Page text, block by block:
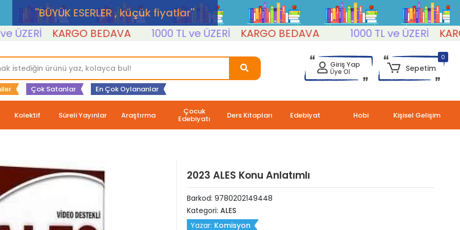
''BÜYÜK ESERLER , küçük fiyatlar''
KARGO BEDAVA 1000 TL ve ÜZERİ KARGO BEDAVA 1000 TL ve ÜZERİ
Çok Satanlar En Çok Oylananlar
Giriş Yap
Üye Ol
0
Sepetim
Kolektif Süreli Yayınlar Araştırma Çocuk
Edebiyatı Ders Kitapları Edebiyat Hobi Kişisel Gelişim
2023 ALES Konu Anlatımlı
Barkod: 9780202149448
Kategori: ALES
Yazar: Komisyon